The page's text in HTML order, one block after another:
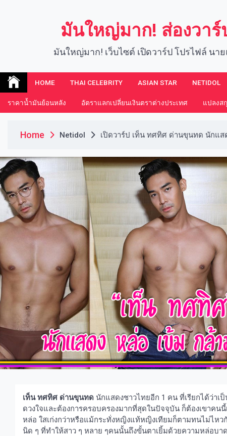
มันใหญ่มาก! ส่องวา
มันใหญ่มาก! เว็บไซต์ เปิดวาร์ป โปรไฟล์ น
HOME THAI CELEBRITY ASIAN STAR NETIDOL
ราคาน้ำมันย้อนหลัง อัตราแลกเปลี่ยนเงินตราต่างประเทศ แปลงส
Home Netidol เปิดวาร์ป เท็น ทศทิศ ด่านขุนทด นักแส
เท็น ทศทิศ ด่านขุนทด นักแสดงชาวไทยอีก 1 คน ที่เรียกได้ว่า
ดวงใจและต้องการครอบครองมากที่สุดในปัจจุบัน ก็ต้องเขาคน
หล่อ ใสเก่งกว่าหรือแม้กระทั่งหญิงแท้หญิงเทียมก็ตามทนไม่ไห
นิด ๆ ที่ทำให้สาว ๆ หลาย ๆคนนั้นถึงขั้นตาเยิ้มด้วยความหล่อบา